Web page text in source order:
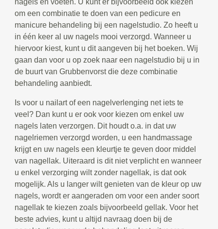
nagels en voeten. U kunt er bijvoorbeeld ook kiezen
om een combinatie te doen van een pedicure en
manicure behandeling bij een nagelstudio. Zo heeft u
in één keer al uw nagels mooi verzorgd. Wanneer u
hiervoor kiest, kunt u dit aangeven bij het boeken. Wij
gaan dan voor u op zoek naar een nagelstudio bij u in
de buurt van Grubbenvorst die deze combinatie
behandeling aanbiedt.
Is voor u nailart of een nagelverlenging net iets te
veel? Dan kunt u er ook voor kiezen om enkel uw
nagels laten verzorgen. Dit houdt o.a. in dat uw
nagelriemen verzorgd worden, u een handmassage
krijgt en uw nagels een kleurtje te geven door middel
van nagellak. Uiteraard is dit niet verplicht en wanneer
u enkel verzorging wilt zonder nagellak, is dat ook
mogelijk. Als u langer wilt genieten van de kleur op uw
nagels, wordt er aangeraden om voor een ander soort
nagellak te kiezen zoals bijvoorbeeld gellak. Voor het
beste advies, kunt u altijd navraag doen bij de